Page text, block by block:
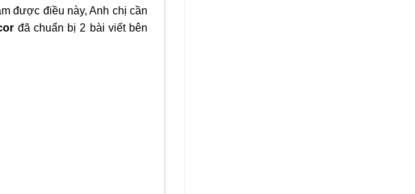
được điều này, Anh chị cần
đã chuẩn bị 2 bài viết bên